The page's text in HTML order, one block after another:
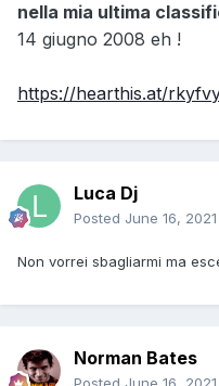
nella mia ultima
14 giugno 2008 eh !
https://hearthis.at/
Luca Dj
Posted June 16, 2021
Non vorrei sbagliarmi ma
Norman Bates